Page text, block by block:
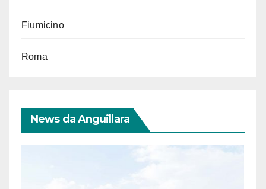
Fiumicino
Roma
News da Anguillara